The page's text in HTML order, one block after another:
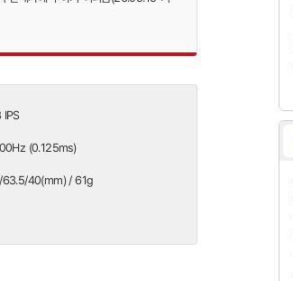
(0.125ms)
63.5/40(mm) / 61g